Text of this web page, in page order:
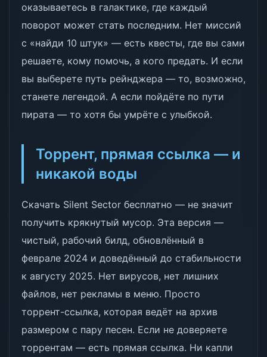
оказываетесь в галактике, где каждый
поворот может стать последним. Нет миссий
с «найди 10 штук» — есть квесты, где вы сами
решаете, кому помочь, а кого предать. И если
вы выберете путь рейнджера — то, возможно,
станете легендой. А если пойдёте по пути
пирата — то хотя бы умрёте с улыбкой.
Торрент, прямая ссылка — и
никакой воды
Скачать Silent Sector бесплатно — не значит
получить крякнутый мусор. Эта версия —
чистый, рабочий билд, обновлённый в
феврале 2024 и доведённый до стабильности
к августу 2025. Нет вирусов, нет лишних
файлов, нет рекламы в меню. Просто
торрент-ссылка, которая ведёт на архив
размером с пару песен. Если не доверяете
торрентам — есть прямая ссылка. Ни капли